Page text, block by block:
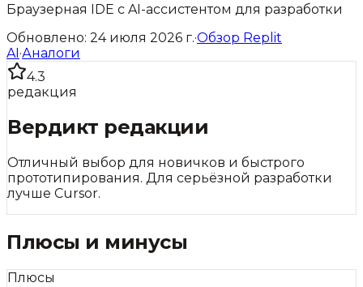
Браузерная IDE с AI-ассистентом для разработки
Обновлено: 24 июля 2026 г.·Обзор Replit
AI·Аналоги
4.3
редакция
Вердикт редакции
Отличный выбор для новичков и быстрого
прототипирования. Для серьёзной разработки
лучше Cursor.
Плюсы и минусы
Плюсы